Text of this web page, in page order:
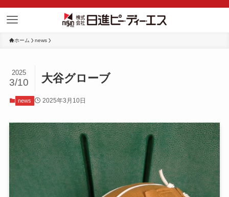
ホーム news
大谷グローブ
2025
3/10
news 2025年3月10日